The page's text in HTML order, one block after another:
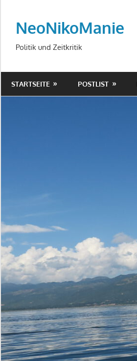
springenNeoNikoManie
Politik und Zeitkritik
STARTSEITE POSTLIST